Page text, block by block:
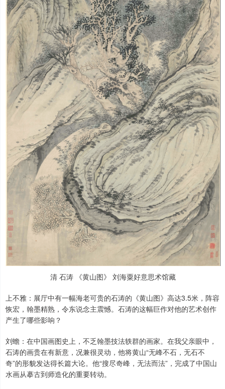
清 石涛 《黄山图》 刘海粟好意思术馆藏
上不雅：展厅中有一幅海老可贵的石涛的《黄山图》高达3.5米，阵容
恢宏，翰墨精熟，令东说念主震憾。石涛的这幅巨作对他的艺术创作
产生了哪些影响？
刘蟾：在中国画图史上，不乏翰墨技法轶群的画家。在我父亲眼中，
石涛的画贵在有新意，况兼很灵动，他将黄山“无峰不石，无石不
奇”的形貌发达得长篇大论。他“搜尽奇峰，无法而法”，完成了中国山
水画从摹古到师造化的重要转动。